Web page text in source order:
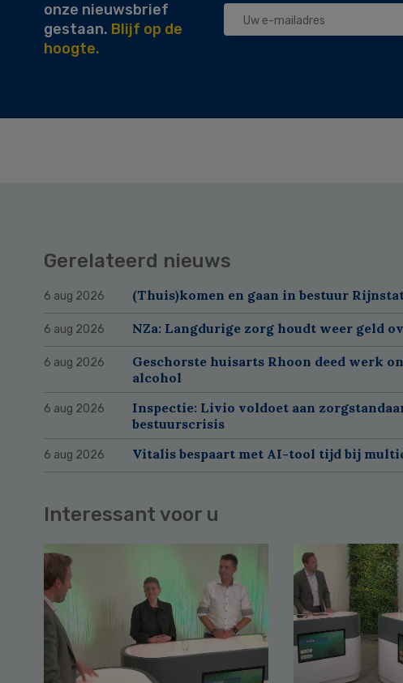
onze nieuwsbrief
gestaan. Blijf op de
hoogte.
Gerelateerd nieuws
6 aug 2026 (Thuis)komen en gaan in bestuur
6 aug 2026 NZa: Langdurige zorg houdt weer geld
6 aug 2026
Geschorste huisarts Rhoon deed werk
alcohol
6 aug 2026
Inspectie: Livio voldoet aan
bestuurscrisis
6 aug 2026 Vitalis bespaart met AI-tool tijd bij
Interessant voor u